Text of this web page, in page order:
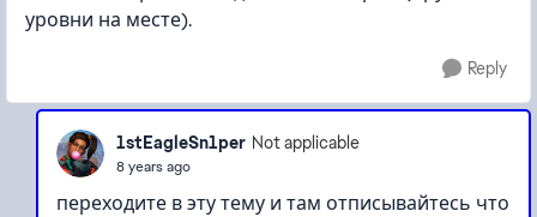
уровни на месте).
Reply
1stEagleSn1per Not applicable
8 years ago
переходите в эту тему и там отписывайтесь что